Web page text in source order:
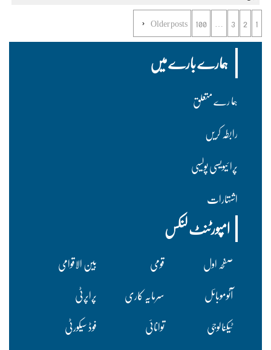
1
2
3
…
100
Older posts
ہمارے بارے میں
ہما رے متعلق
رابطہ کریں
پرا ئیویسی پولسیی
اشتہارات
امپورٹنٹ لنکس
صفحہ اول قومی
بین الاقوامی
آٹوموبائل
سرمایہ کاری
پراپرٹی
ٹیکنالوجی
توانائی
فوڈ سیکورٹی